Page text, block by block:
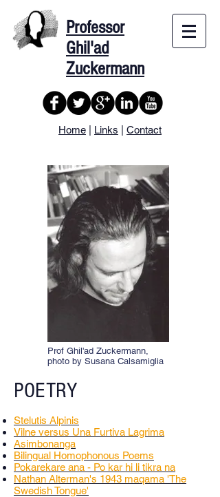
Professor
Ghil'ad
Zuckermann
Home Links Contact
Prof Ghil'ad Zuckermann,
photo by Susana Calsamiglia
POETRY
Stelutis Alpinis
Vilne versus Una Furtiva Lagrima
Asimbonanga
Bilingual Homophonous Poems
Pokarekare ana - Po kar hi li tikra na
Nathan Alterman's 1943 maqama 'The
Swedish Tongue'